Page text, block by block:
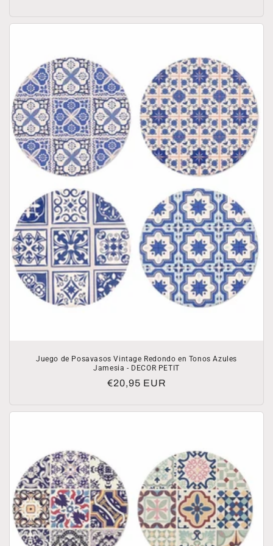
Juego de Posavasos Vintage Redondo en Tonos Azules
Jamesia - DECOR PETIT
Precio
€20,95 EUR